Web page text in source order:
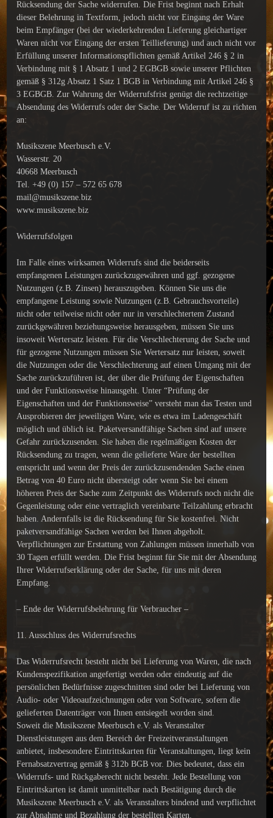
Rücksendung der Sache widerrufen. Die Frist beginnt nach Erhalt
dieser Belehrung in Textform, jedoch nicht vor Eingang der Ware
beim Empfänger (bei der wiederkehrenden Lieferung gleichartiger
Waren nicht vor Eingang der ersten Teillieferung) und auch nicht vor
Erfüllung unserer Informationspflichten gemäß Artikel 246 § 2 in
Verbindung mit § 1 Absatz 1 und 2 EGBGB sowie unserer Pflichten
gemäß § 312g Absatz 1 Satz 1 BGB in Verbindung mit Artikel 246 §
3 EGBGB. Zur Wahrung der Widerrufsfrist genügt die rechtzeitige
Absendung des Widerrufs oder der Sache. Der Widerruf ist zu richten
an:
Musikszene Meerbusch e.V.
Wasserstr. 20
40668 Meerbusch
Tel. +49 (0) 157 – 572 65 678
mail@musikszene.biz
www.musikszene.biz
Widerrufsfolgen
Im Falle eines wirksamen Widerrufs sind die beiderseits
empfangenen Leistungen zurückzugewähren und ggf. gezogene
Nutzungen (z.B. Zinsen) herauszugeben. Können Sie uns die
empfangene Leistung sowie Nutzungen (z.B. Gebrauchsvorteile)
nicht oder teilweise nicht oder nur in verschlechtertem Zustand
zurückgewähren beziehungsweise herausgeben, müssen Sie uns
insoweit Wertersatz leisten. Für die Verschlechterung der Sache und
für gezogene Nutzungen müssen Sie Wertersatz nur leisten, soweit
die Nutzungen oder die Verschlechterung auf einen Umgang mit der
Sache zurückzuführen ist, der über die Prüfung der Eigenschaften
und der Funktionsweise hinausgeht. Unter “Prüfung der
Eigenschaften und der Funktionsweise” versteht man das Testen und
Ausprobieren der jeweiligen Ware, wie es etwa im Ladengeschäft
möglich und üblich ist. Paketversandfähige Sachen sind auf unsere
Gefahr zurückzusenden. Sie haben die regelmäßigen Kosten der
Rücksendung zu tragen, wenn die gelieferte Ware der bestellten
entspricht und wenn der Preis der zurückzusendenden Sache einen
Betrag von 40 Euro nicht übersteigt oder wenn Sie bei einem
höheren Preis der Sache zum Zeitpunkt des Widerrufs noch nicht die
Gegenleistung oder eine vertraglich vereinbarte Teilzahlung erbracht
haben. Andernfalls ist die Rücksendung für Sie kostenfrei. Nicht
paketversandfähige Sachen werden bei Ihnen abgeholt.
Verpflichtungen zur Erstattung von Zahlungen müssen innerhalb von
30 Tagen erfüllt werden. Die Frist beginnt für Sie mit der Absendung
Ihrer Widerrufserklärung oder der Sache, für uns mit deren
Empfang.
– Ende der Widerrufsbelehrung für Verbraucher –
11. Ausschluss des Widerrufsrechts
Das Widerrufsrecht besteht nicht bei Lieferung von Waren, die nach
Kundenspezifikation angefertigt werden oder eindeutig auf die
persönlichen Bedürfnisse zugeschnitten sind oder bei Lieferung von
Audio- oder Videoaufzeichnungen oder von Software, sofern die
gelieferten Datenträger von Ihnen entsiegelt worden sind.
Soweit die Musikszene Meerbusch e.V. als Veranstalter
Dienstleistungen aus dem Bereich der Freizeitveranstaltungen
anbietet, insbesondere Eintrittskarten für Veranstaltungen, liegt kein
Fernabsatzvertrag gemäß § 312b BGB vor. Dies bedeutet, dass ein
Widerrufs- und Rückgaberecht nicht besteht. Jede Bestellung von
Eintrittskarten ist damit unmittelbar nach Bestätigung durch die
Musikszene Meerbusch e.V. als Veranstalters bindend und verpflichtet
zur Abnahme und Bezahlung der bestellten Karten.